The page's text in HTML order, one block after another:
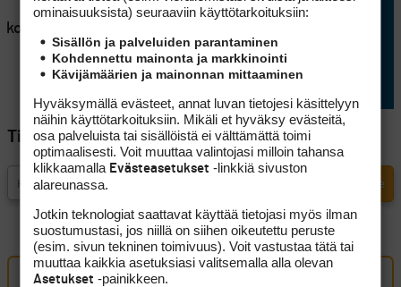
Lappajärvellä kisataan
erikoisessa golftriathlonissa
Tilaa Golfpisteen uutiskirje
ominaisuuk­sista) seuraaviin käyttötarkoituksiin:
Sisällön ja palveluiden parantaminen
Kohdennettu mainonta ja markkinointi
Kävijämäärien ja mainonnan mittaaminen
Hyväksymällä evästeet, annat luvan tietojesi käsittelyyn
näihin käyttötarkoituksiin. Mikäli et hyväksy evästeitä,
osa palveluista tai sisällöistä ei välttämättä toimi
optimaalisesti. Voit muuttaa valintojasi milloin tahansa
klikkaamalla Evästeasetukset -linkkiä sivuston
alareunassa.
Jotkin teknologiat saattavat käyttää tietojasi myös ilman
suostumustasi, jos niillä on siihen oikeutettu peruste
(esim. sivun tekninen toimivuus). Voit vastustaa tätä tai
muuttaa kaikkia asetuksiasi valitsemalla alla olevan
Asetukset -painikkeen.